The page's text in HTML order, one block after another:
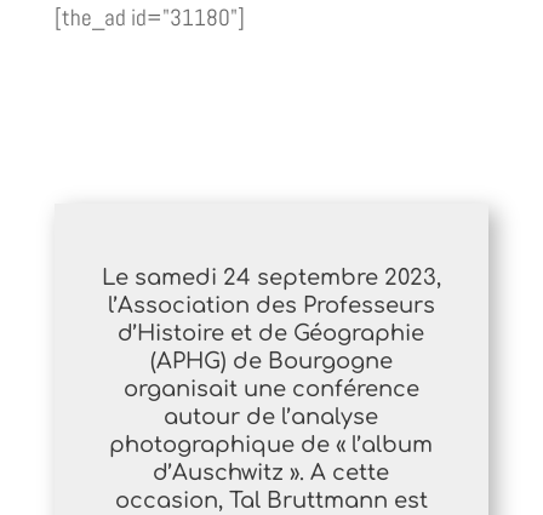
[the_ad id="31180"]
Le samedi 24 septembre 2023,
l’Association des Professeurs
d’Histoire et de Géographie
(APHG) de Bourgogne
organisait une conférence
autour de l’analyse
photographique de « l’album
d’Auschwitz ». A cette
occasion, Tal Bruttmann est